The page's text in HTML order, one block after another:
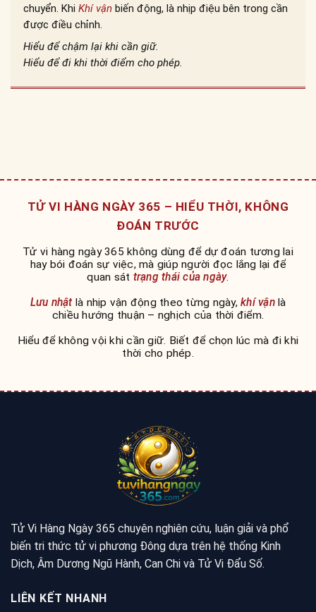
chuyển. Khi Khí vận biến động, là nhịp điệu bên trong cần
được điều chỉnh.
Hiểu để chậm lại khi cần giữ.
Hiểu để đi khi thời điểm cho phép.
TỬ VI HÀNG NGÀY 365 – HIỂU THỜI, KHÔNG
ĐOÁN TRƯỚC
Tử vi hàng ngày 365 không dùng để dự đoán tương lai
hay bói đoán sự việc, mà giúp người đọc lắng lại để
quan sát trạng thái của ngày.
Lưu nhậtlà nhịp vận động theo từng ngày, khí vậnlà
chiều hướng thuận – nghịch của thời điểm.
Hiểu để không vội khi cần giữ. Biết để chọn lúc mà đi khi
thời cho phép.
Tử Vi Hàng Ngày 365 chuyên nghiên cứu, luận giải và phổ
biến tri thức tử vi phương Đông dựa trên hệ thống Kinh
Dịch, Âm Dương Ngũ Hành, Can Chi và Tử Vi Đẩu Số.
LIÊN KẾT NHANH